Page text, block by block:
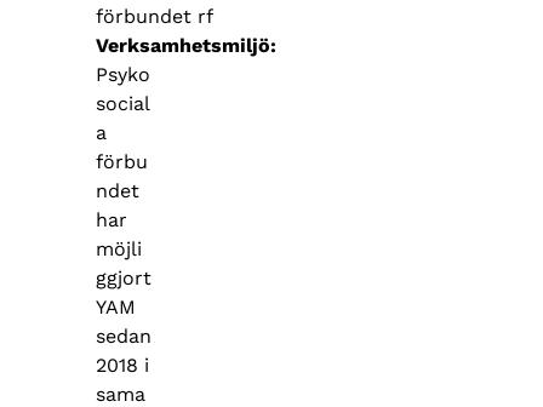
förbundet rf
Verksamhetsmiljö
Psyko
social
a
förbu
ndet
har
möjli
ggjort
YAM
sedan
2018 i
sama